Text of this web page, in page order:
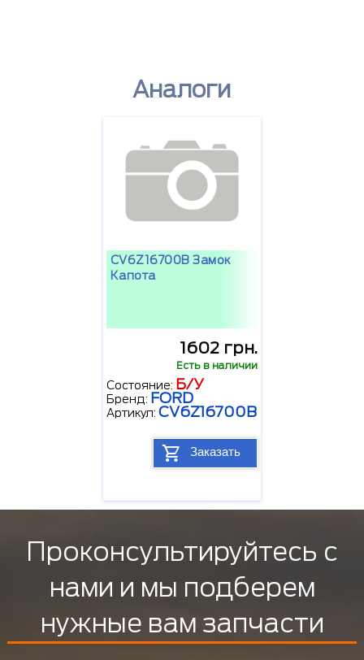
Аналоги
CV6Z16700B Замок
Капота
1602 грн.
Есть в наличии
Состояние: Б/У
Бренд: FORD
Артикул: CV6Z16700B
Заказать
Проконсультируйтесь с
нами и мы подберем
нужные вам запчасти